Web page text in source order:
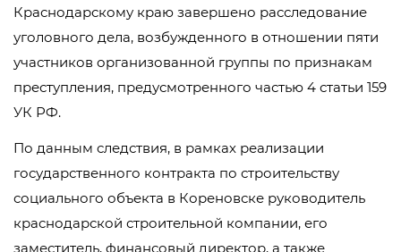
Краснодарскому краю завершено расследование
уголовного дела, возбужденного в отношении пяти
участников организованной группы по признакам
преступления, предусмотренного частью 4 статьи 159
УК РФ.
По данным следствия, в рамках реализации
государственного контракта по строительству
социального объекта в Кореновске руководитель
краснодарской строительной компании, его
заместитель, финансовый директор, а также